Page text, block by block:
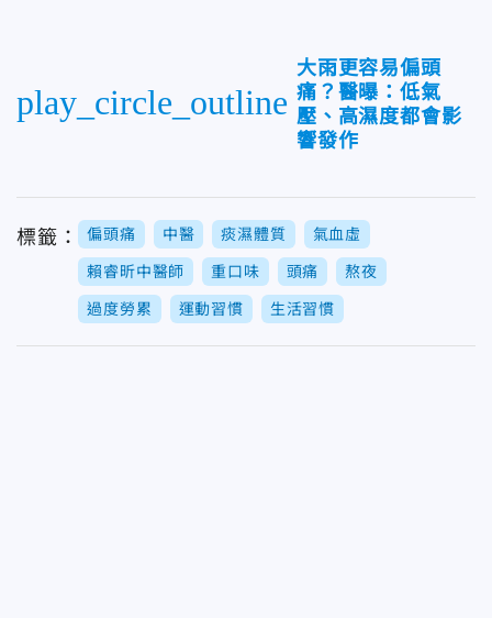
play_circle_outline
大雨更容易偏頭
痛？醫曝：低氣
壓、高濕度都會影
響發作
標籤： 偏頭痛 中醫 痰濕體質 氣血虛
賴睿昕中醫師 重口味 頭痛 熬夜
過度勞累 運動習慣 生活習慣